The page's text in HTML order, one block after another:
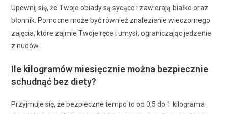
Upewnij się, że Twoje obiady są sycące i zawierają białko oraz
błonnik. Pomocne może być również znalezienie wieczornego
zajęcia, które zajmie Twoje ręce i umysł, ograniczając jedzenie
z nudów.
Ile kilogramów miesięcznie można bezpiecznie
schudnąć bez diety?
Przyjmuje się, że bezpieczne tempo to od 0,5 do 1 kilograma